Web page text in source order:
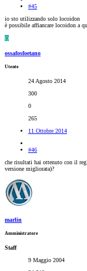
#45
io sto utilizzando solo locoidon
è possibile affiancare locoidon a
O
ossafosfoetano
Utente
24 Agosto 2014
300
0
265
11 Ottobre 2014
#46
che risultati hai ottenuto con il
versione migliorata)?
marlin
Amministratore
Staff
9 Maggio 2004